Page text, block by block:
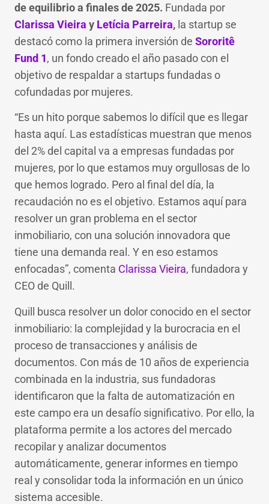
de equilibrio a finales de 2025. Fundada por
Clarissa Vieira y Letícia Parreira, la startup se
destacó como la primera inversión de Sororitê
Fund 1, un fondo creado el año pasado con el
objetivo de respaldar a startups fundadas o
cofundadas por mujeres.
“Es un hito porque sabemos lo difícil que es llegar
hasta aquí. Las estadísticas muestran que menos
del 2% del capital va a empresas fundadas por
mujeres, por lo que estamos muy orgullosas de lo
que hemos logrado. Pero al final del día, la
recaudación no es el objetivo. Estamos aquí para
resolver un gran problema en el sector
inmobiliario, con una solución innovadora que
tiene una demanda real. Y en eso estamos
enfocadas”, comenta Clarissa Vieira, fundadora y
CEO de Quill.
Quill busca resolver un dolor conocido en el sector
inmobiliario: la complejidad y la burocracia en el
proceso de transacciones y análisis de
documentos. Con más de 10 años de experiencia
combinada en la industria, sus fundadoras
identificaron que la falta de automatización en
este campo era un desafío significativo. Por ello, la
plataforma permite a los actores del mercado
recopilar y analizar documentos
automáticamente, generar informes en tiempo
real y consolidar toda la información en un único
sistema accesible.